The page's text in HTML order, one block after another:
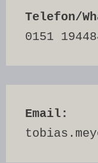
Telefon/
0151
Email: